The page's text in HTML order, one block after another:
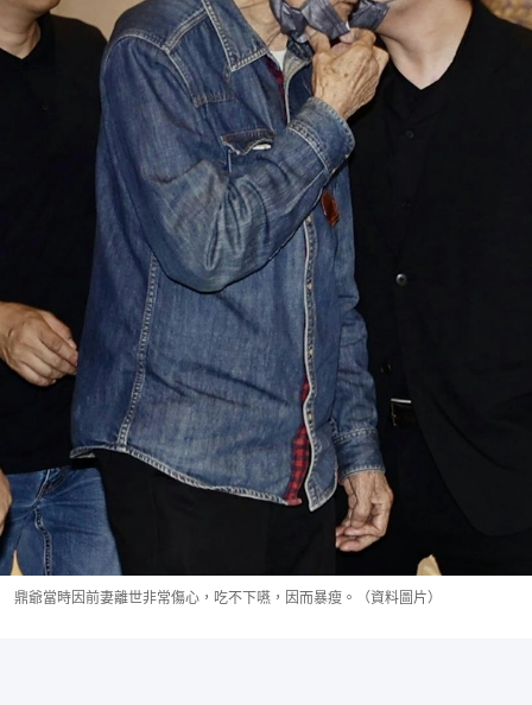
鼎爺當時因前妻離世非常傷心，吃不下嚥，因而暴瘦。（資料圖片）